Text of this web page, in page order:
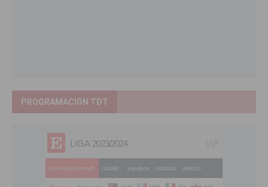
PROGRAMACIÓN TDT